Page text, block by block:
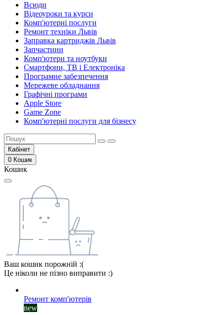
Всюди
Відеоуроки та курси
Комп'ютерні послуги
Ремонт техніки Львів
Заправка картриджів Львів
Запчастини
Комп'ютери та ноутбуки
Смартфони, ТВ і Електроніка
Програмне забезпечення
Мережеве обладнання
Графічні програми
Apple Store
Game Zone
Комп'ютерні послуги для бізнесу
Кабінет
0 Кошик
Кошик
Ваш кошик порожній :(
Це ніколи не пізно виправити :)
Ремонт комп'ютерів
new